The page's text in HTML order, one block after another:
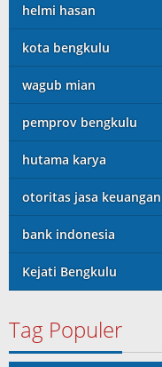
helmi hasan
kota bengkulu
wagub mian
pemprov bengkulu
hutama karya
otoritas jasa keuangan
bank indonesia
Kejati Bengkulu
Tag Populer